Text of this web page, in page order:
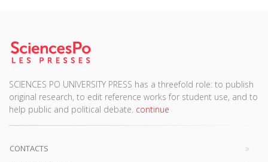
SCIENCES PO UNIVERSITY PRESS has a threefold role: to publish
original research, to edit reference works for student use, and to
help public and political debate. continue
CONTACTS